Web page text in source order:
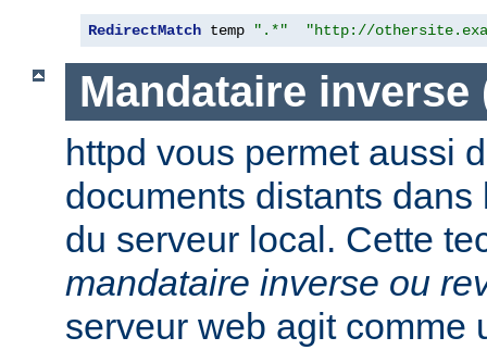
RedirectMatch temp ".*" "http://
Mandataire inverse
httpd vous permet aussi
documents distants
du serveur local. Cette
mandataire inverse ou
serveur web agit comme